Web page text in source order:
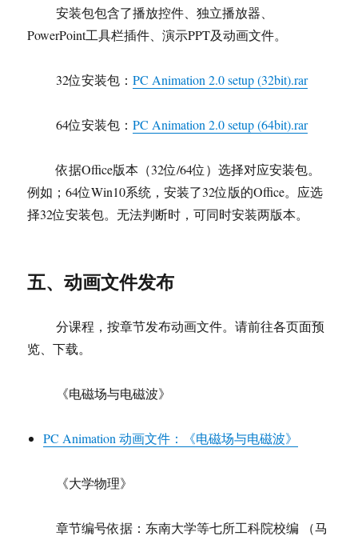
安装包包含了播放控件、独立播放器、
PowerPoint工具栏插件、演示PPT及动画文件。
32位安装包：PC Animation 2.0 setup (32bit).rar
64位安装包：PC Animation 2.0 setup (64bit).rar
依据Office版本（32位/64位）选择对应安装包。
例如；64位Win10系统，安装了32位版的Office。应选
择32位安装包。无法判断时，可同时安装两版本。
五、动画文件发布
分课程，按章节发布动画文件。请前往各页面预
览、下载。
《电磁场与电磁波》
PC Animation 动画文件：《电磁场与电磁波》
《大学物理》
章节编号依据：东南大学等七所工科院校编 （马